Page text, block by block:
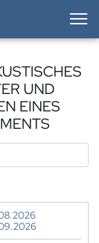
UND
EINES